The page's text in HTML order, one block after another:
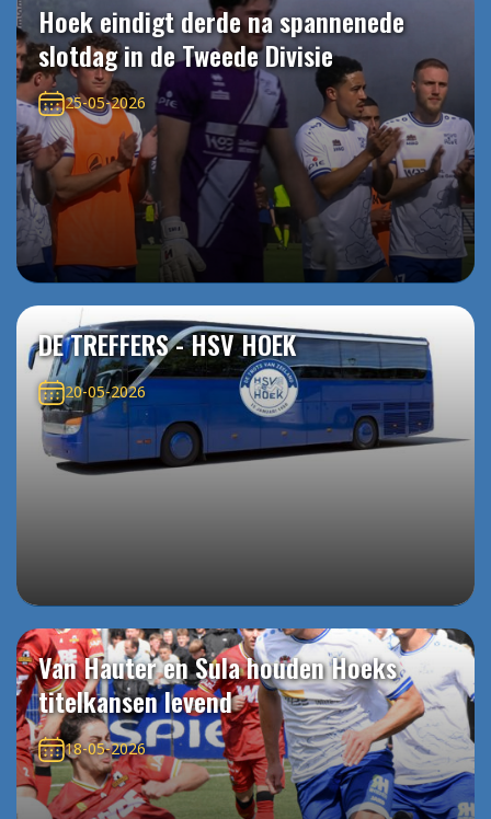
Hoek eindigt derde na spannenede
slotdag in de Tweede Divisie
25-05-2026
DE TREFFERS - HSV HOEK
20-05-2026
Van Hauter en Sula houden Hoeks
titelkansen levend
18-05-2026